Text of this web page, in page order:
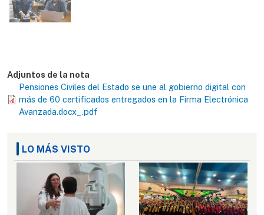
Adjuntos de la nota
Pensiones Civiles del Estado se une al gobierno digital con
más de 60 certificados entregados en la Firma Electrónica
Avanzada.docx_.pdf
LO MÁS VISTO